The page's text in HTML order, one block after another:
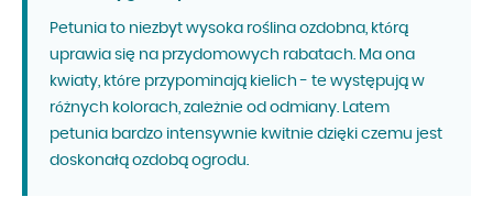
Petunia to niezbyt wysoka roślina ozdobna, którą
uprawia się na przydomowych rabatach. Ma ona
kwiaty, które przypominają kielich - te występują w
różnych kolorach, zależnie od odmiany. Latem
petunia bardzo intensywnie kwitnie dzięki czemu jest
doskonałą ozdobą ogrodu.